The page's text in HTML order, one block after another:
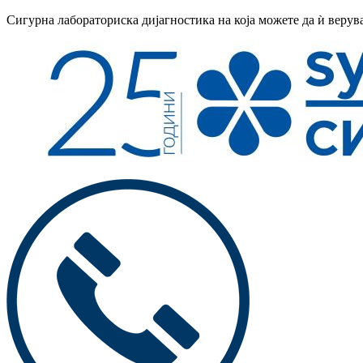
Сигурна лабораториска дијагностика на која можете да ѝ